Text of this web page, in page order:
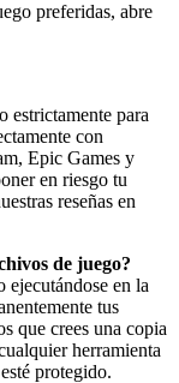
preferidas, abre
estrictamente para
con
Epic Games y
en riesgo tu
reseñas en
de juego?
en la
tus
que crees una copia
herramienta
protegido.